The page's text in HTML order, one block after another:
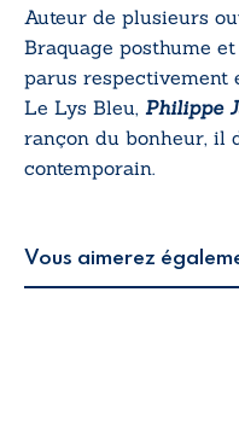
Auteur de plusieurs
Braquage posthume et
parus respectivement
Le Lys Bleu, Philippe
rançon du bonheur, il
contemporain.
Vous aimerez